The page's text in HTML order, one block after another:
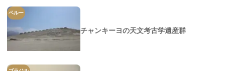
ペルー
チャンキーヨの天文考古学遺産群